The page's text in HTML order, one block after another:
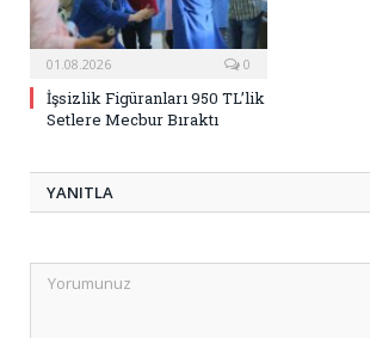
01.08.2026 0
İşsizlik Figüranları 950 TL’lik
Setlere Mecbur Bıraktı
YANITLA